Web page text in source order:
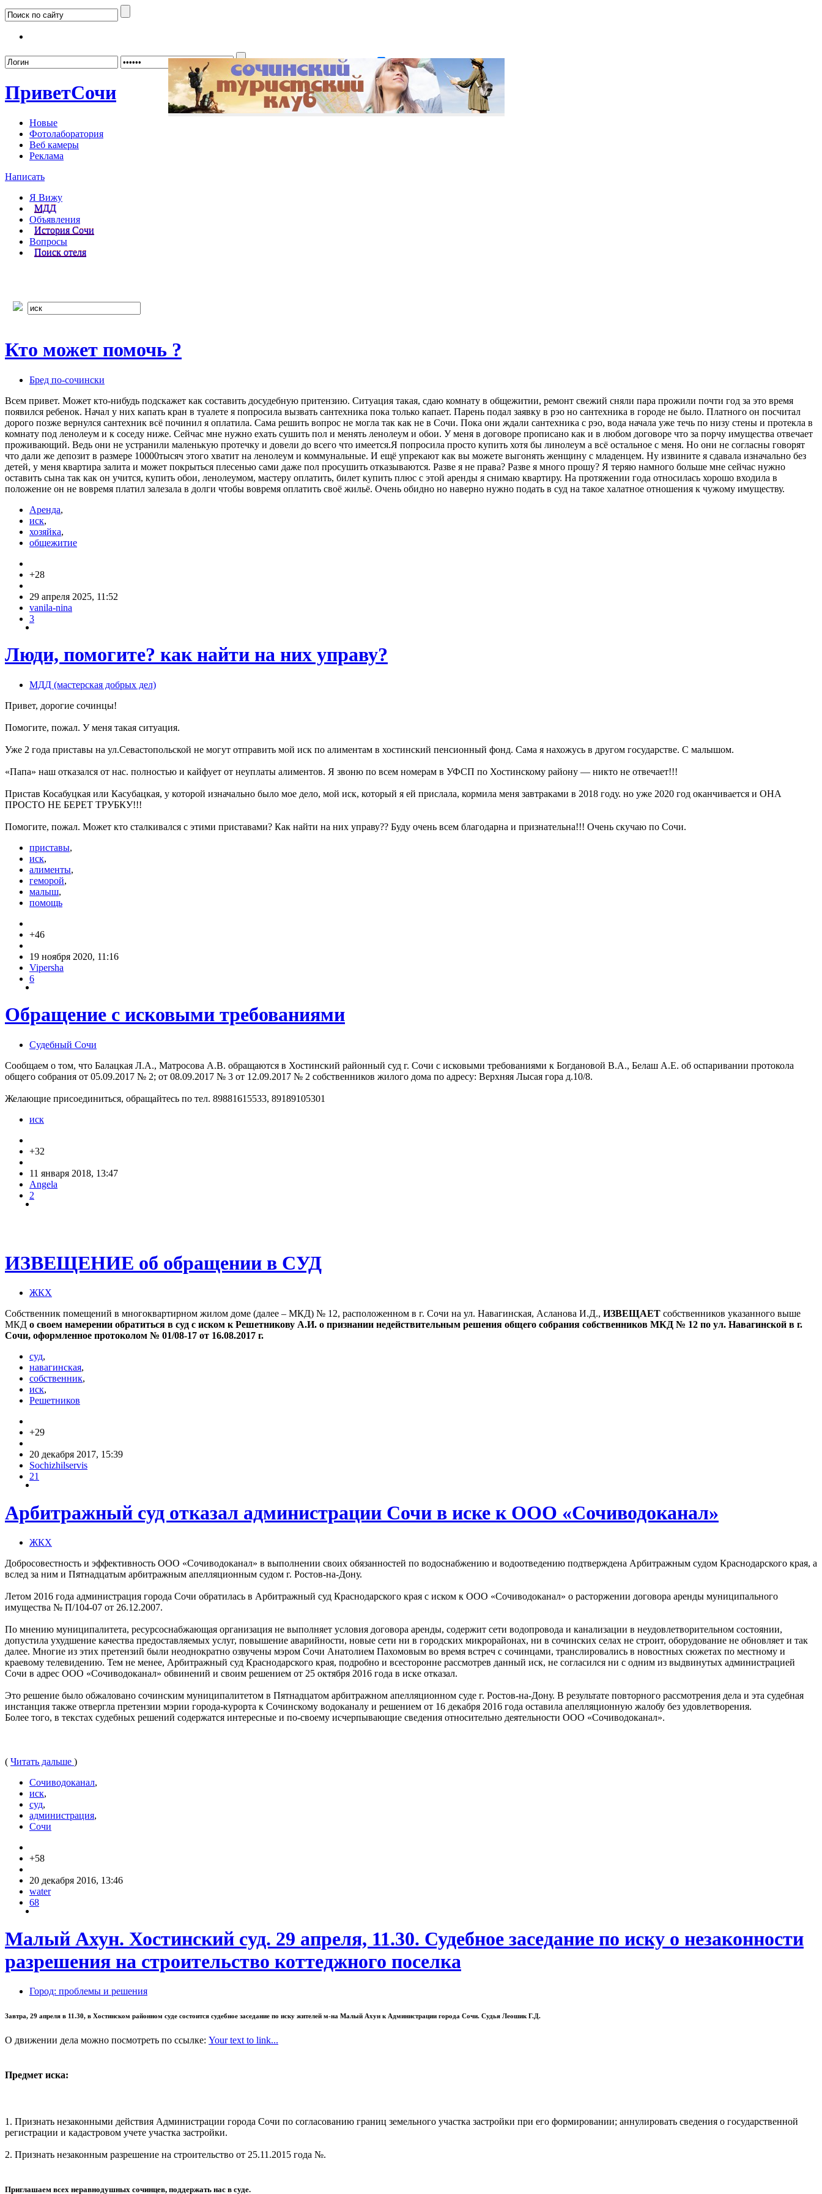
Забыли пароль? Регистрация
ПриветСочи
Новые
Фотолаборатория
Веб камеры
Реклама
Написать
Я Вижу
МДД
Объявления
История Сочи
Вопросы
Поиск отеля
Кто может помочь ?
Бред по-cочински
Всем привет. Может кто-нибудь подскажет как составить досудебную притензию. Ситуация такая, сдаю комнату в общежитии, ремонт свежий сняли пара прожили почти год за это время
появился ребенок. Начал у них капать кран в туалете я попросила вызвать сантехника пока только капает. Парень подал заявку в рэо но сантехника в городе не было. Платного он посчитал
дорого позже вернулся сантехник всё починил я оплатила. Сама решить вопрос не могла так как не в Сочи. Пока они ждали сантехника с рэо, вода начала уже течь по низу стены и протекла в
комнату под ленолеум и к соседу ниже. Сейчас мне нужно ехать сушить пол и менять ленолеум и обои. У меня в договоре прописано как и в любом договоре что за порчу имущества отвечает
проживающий. Ведь они не устранили маленькую протечку и довели до всего что имеется.Я попросила просто купить хотя бы линолеум а всё остальное с меня. Но они не согласны говорят
что дали же депозит в размере 10000тысяч этого хватит на ленолеум и коммунальные. И ещё упрекают как вы можете выгонять женщину с младенцем. Ну извините я сдавала изначально без
детей, у меня квартира залита и может покрыться плесенью сами даже пол просушить отказываются. Разве я не права? Разве я много прошу? Я теряю намного больше мне сейчас нужно
оставить сына так как он учится, купить обои, ленолеумом, мастеру оплатить, билет купить плюс с этой аренды я снимаю квартиру. На протяжении года относилась хорошо входила в
положение он не вовремя платил залезала в долги чтобы вовремя оплатить своё жильё. Очень обидно но наверно нужно подать в суд на такое халатное отношения к чужому имуществу.
Аренда,
иск,
хозяйка,
общежитие
+28
29 апреля 2025, 11:52
vanila-nina
3
Люди, помогите? как найти на них управу?
МДД (мастерская добрых дел)
Привет, дорогие сочинцы!
Помогите, пожал. У меня такая ситуация.
Уже 2 года приставы на ул.Севастопольской не могут отправить мой иск по алиментам в хостинский пенсионный фонд. Сама я нахожусь в другом государстве. С малышом.
«Папа» наш отказался от нас. полностью и кайфует от неуплаты алиментов. Я звоню по всем номерам в УФСП по Хостинскому району — никто не отвечает!!!
Пристав Косабуцкая или Касубацкая, у которой изначально было мое дело, мой иск, который я ей прислала, кормила меня завтраками в 2018 году. но уже 2020 год оканчивается и ОНА
ПРОСТО НЕ БЕРЕТ ТРУБКУ!!!
Помогите, пожал. Может кто сталкивался с этими приставами? Как найти на них управу?? Буду очень всем благодарна и признательна!!! Очень скучаю по Сочи.
приставы,
иск,
алименты,
геморой,
малыш,
помощь
+46
19 ноября 2020, 11:16
Vipersha
6
Обращение с исковыми требованиями
Судебный Сочи
Сообщаем о том, что Балацкая Л.А., Матросова А.В. обращаются в Хостинский районный суд г. Сочи с исковыми требованиями к Богдановой В.А., Белаш А.Е. об оспаривании протокола
общего собрания от 05.09.2017 № 2; от 08.09.2017 № 3 от 12.09.2017 № 2 собственников жилого дома по адресу: Верхняя Лысая гора д.10/8.
Желающие присоединиться, обращайтесь по тел. 89881615533, 89189105301
иск
+32
11 января 2018, 13:47
Angela
2
ИЗВЕЩЕНИЕ об обращении в СУД
ЖКХ
Собственник помещений в многоквартирном жилом доме (далее – МКД) № 12, расположенном в г. Сочи на ул. Навагинская, Асланова И.Д., ИЗВЕЩАЕТ собственников указанного выше
МКД о своем намерении обратиться в суд с иском к Решетникову А.И. о признании недействительным решения общего собрания собственников МКД № 12 по ул. Навагинской в г.
Сочи, оформленное протоколом № 01/08-17 от 16.08.2017 г.
суд,
навагинская,
собственник,
иск,
Решетников
+29
20 декабря 2017, 15:39
Sochizhilservis
21
Арбитражный суд отказал администрации Сочи в иске к ООО «Сочиводоканал»
ЖКХ
Добросовестность и эффективность ООО «Сочиводоканал» в выполнении своих обязанностей по водоснабжению и водоотведению подтверждена Арбитражным судом Краснодарского края, а
вслед за ним и Пятнадцатым арбитражным апелляционным судом г. Ростов-на-Дону.
Летом 2016 года администрация города Сочи обратилась в Арбитражный суд Краснодарского края с иском к ООО «Сочиводоканал» о расторжении договора аренды муниципального
имущества № П/104-07 от 26.12.2007.
По мнению муниципалитета, ресурсоснабжающая организация не выполняет условия договора аренды, содержит сети водопровода и канализации в неудовлетворительном состоянии,
допустила ухудшение качества предоставляемых услуг, повышение аварийности, новые сети ни в городских микрорайонах, ни в сочинских селах не строит, оборудование не обновляет и так
далее. Многие из этих претензий были неоднократно озвучены мэром Сочи Анатолием Пахомовым во время встреч с сочинцами, транслировались в новостных сюжетах по местному и
краевому телевидению. Тем не менее, Арбитражный суд Краснодарского края, подробно и всесторонне рассмотрев данный иск, не согласился ни с одним из выдвинутых администрацией
Сочи в адрес ООО «Сочиводоканал» обвинений и своим решением от 25 октября 2016 года в иске отказал.
Это решение было обжаловано сочинским муниципалитетом в Пятнадцатом арбитражном апелляционном суде г. Ростов-на-Дону. В результате повторного рассмотрения дела и эта судебная
инстанция также отвергла претензии мэрии города-курорта к Сочинскому водоканалу и решением от 16 декабря 2016 года оставила апелляционную жалобу без удовлетворения.
Более того, в текстах судебных решений содержатся интересные и по-своему исчерпывающие сведения относительно деятельности ООО «Сочиводоканал».
( Читать дальше )
Сочиводоканал,
иск,
суд,
администрация,
Сочи
+58
20 декабря 2016, 13:46
water
68
Малый Ахун. Хостинский суд. 29 апреля, 11.30. Судебное заседание по иску о незаконности
разрешения на строительство коттеджного поселка
Город: проблемы и решения
Завтра, 29 апреля в 11.30, в Хостинском районном суде состоится судебное заседание по иску жителей м-на Малый Ахун к Администрации города Сочи. Судья Леошик Г.Д.
О движении дела можно посмотреть по ссылке: Your text to link...
Предмет иска:
1. Признать незаконными действия Администрации города Сочи по согласованию границ земельного участка застройки при его формировании; аннулировать сведения о государственной
регистрации и кадастровом учете участка застройки.
2. Признать незаконным разрешение на строительство от 25.11.2015 года №.
Приглашаем всех неравнодушных сочинцев, поддержать нас в суде.